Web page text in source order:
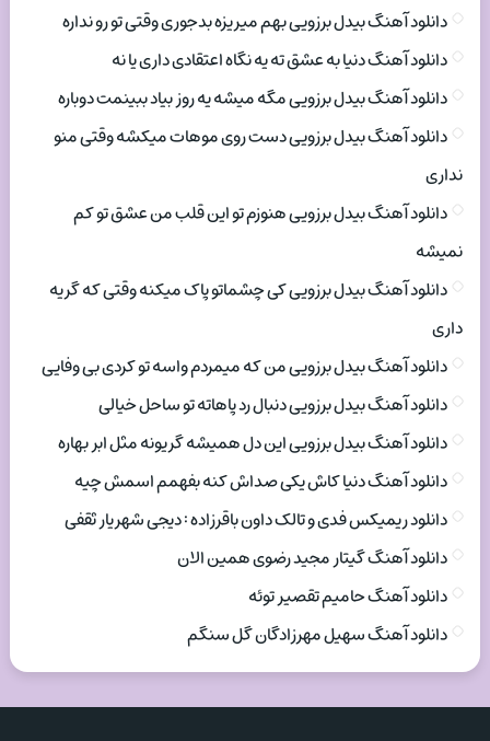
دانلود آهنگ بیدل برزویی بهم میریزه بدجوری وقتی تو رو نداره
دانلود آهنگ دنیا به عشق ته یه نگاه اعتقادی داری یا نه
دانلود آهنگ بیدل برزویی مگه میشه یه روز بیاد ببینمت دوباره
دانلود آهنگ بیدل برزویی دست روی موهات میکشه وقتی منو
نداری
دانلود آهنگ بیدل برزویی هنوزم تو این قلب من عشق تو کم
نمیشه
دانلود آهنگ بیدل برزویی کی چشماتو پاک میکنه وقتی که گریه
داری
دانلود آهنگ بیدل برزویی من که میمردم واسه تو کردی بی وفایی
دانلود آهنگ بیدل برزویی دنبال رد پاهاته تو ساحل خیالی
دانلود آهنگ بیدل برزویی این دل همیشه گریونه مثل ابر بهاره
دانلود آهنگ دنیا کاش یکی صداش کنه بفهمم اسمش چیه
دانلود ریمیکس فدی و تالک داون باقرزاده : دیجی شهریار ثقفی
دانلود آهنگ گیتار مجید رضوی همین الان
دانلود آهنگ حامیم تقصیر توئه
دانلود آهنگ سهیل مهرزادگان گل سنگم